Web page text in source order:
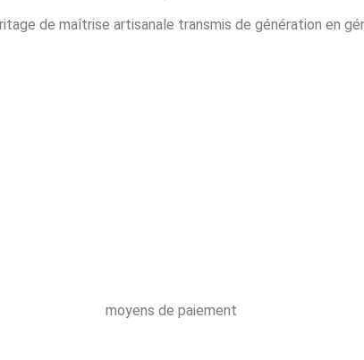
de maîtrise artisanale transmis de génération en